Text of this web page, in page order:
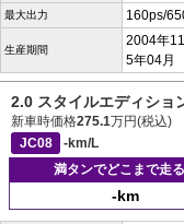
最大出力 160ps/
生産期間
2004年
5年04月
2.0 スタイルエディショ
新車時価格275.1万円(税込)
JC08
-km/L
満タンでどこまで走
-km